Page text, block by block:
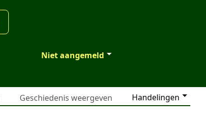
Niet aangemeld
Handelingen
Geschiedenis weergeven